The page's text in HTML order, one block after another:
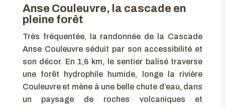
Anse Couleuvre, la cascade en
pleine forêt
Très fréquentée, la randonnée de la Cascade
Anse Couleuvre séduit par son accessibilité et
son décor. En 1,6 km, le sentier balisé traverse
une forêt hydrophile humide, longe la rivière
Couleuvre et mène à une belle chute d’eau, dans
un paysage de roches volcaniques et